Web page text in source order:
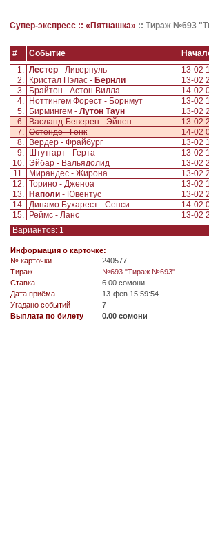
Супер-экспресс :: «Пятнашка» :: Тираж №693
# Событие
1. Лестер - Ливерпуль 13-02
2.
Кристал Пэлас - Бёрнли 13-02
3.
Брайтон - Астон Вилла 14-02
4.
Ноттингем Форест - Борнмут 13-02
5.
Бирмингем - Лутон Таун 13-02
6. Васланд-Беверен - Эйпен 13-02
7. Остенде - Генк 14-02
8.
Вердер - Фрайбург 13-02
9.
Штутгарт - Герта 13-02
10. Эйбар - Вальядолид 13-02
11.
Мирандес - Жирона 13-02
12. Торино - Дженоа 13-02
13.
Наполи - Ювентус 13-02
14. Динамо Бухарест - Сепси 14-02
15.
Реймс - Ланс 13-02
Вариантов: 1
Информация о карточке:
№ карточки
240577
Tираж
№693 "Тираж №693"
Ставка
6.00 сомони
Дата приёма
13-фев 15:59:54
Угадано событий
7
Выплата по билету
0.00 сомони